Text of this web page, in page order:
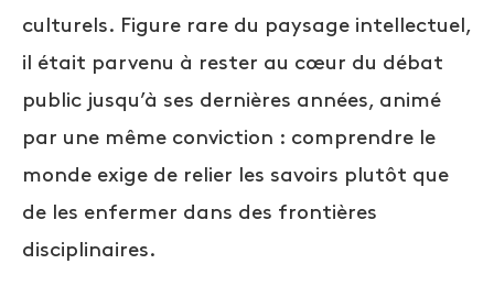
culturels. Figure rare du paysage intellectuel,
il était parvenu à rester au cœur du débat
public jusqu’à ses dernières années, animé
par une même conviction : comprendre le
monde exige de relier les savoirs plutôt que
de les enfermer dans des frontières
disciplinaires.